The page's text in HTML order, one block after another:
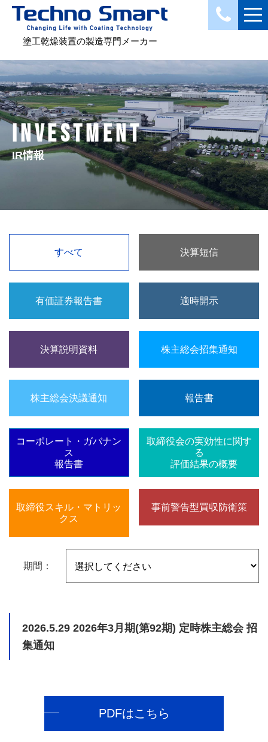
塗工乾燥装置の製造専門メーカー
INVESTMENT
IR情報
すべて 決算短信
有価証券報告書 適時開示
決算説明資料 株主総会招集通知
株主総会決議通知 報告書
コーポレート・ガバナン
ス
報告書
取締役会の実効性に関す
る
評価結果の概要
取締役スキル・マトリッ
クス
事前警告型買収防衛策
期間：
2026.5.29 2026年3月期(第92期) 定時株主総会 招
集通知
PDFはこちら